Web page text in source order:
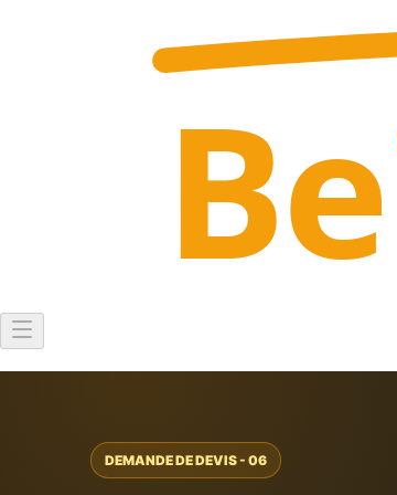
Be
DEMANDE DE DEVIS - 06